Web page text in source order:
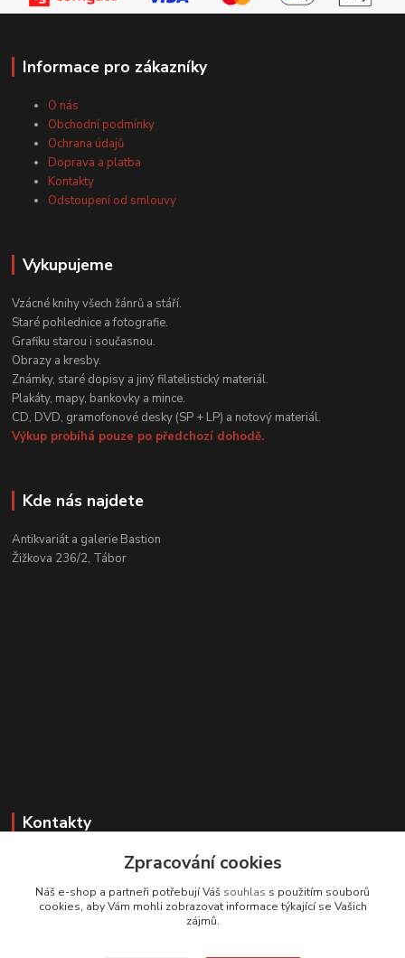
Informace pro zákazníky
O nás
Obchodní podmínky
Ochrana údajů
Doprava a platba
Kontakty
Odstoupení od smlouvy
Vykupujeme
Vzácné knihy všech žánrů a stáří.
Staré pohlednice a fotografie.
Grafiku starou i současnou.
Obrazy a kresby.
Známky, staré dopisy a jiný filatelistický materiál.
Plakáty, mapy, bankovky a mince.
CD, DVD, gramofonové desky (SP + LP) a notový materiál.
Výkup probíhá pouze po předchozí dohodě.
Kde nás najdete
Antikvariát a galerie Bastion
Žižkova 236/2, Tábor
Kontakty
Zákaznická podpora
+420 608 331 344
(Po-Pá, 11-17 hod.; So, 9-12 hod.)
Zpracování cookies
Náš e-shop a partneři potřebují Váš souhlas s použitím souborů
cookies, aby Vám mohli zobrazovat informace týkající se Vašich
zájmů.